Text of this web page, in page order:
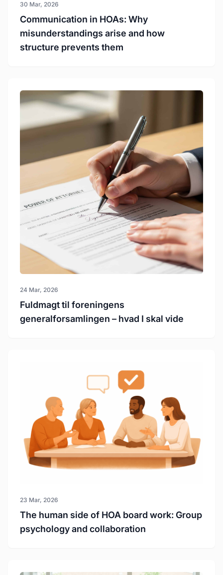
30 Mar, 2026
Communication in HOAs: Why
misunderstandings arise and how
structure prevents them
24 Mar, 2026
Fuldmagt til foreningens
generalforsamlingen – hvad I skal vide
23 Mar, 2026
The human side of HOA board work: Group
psychology and collaboration